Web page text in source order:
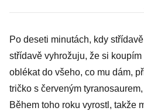
Po deseti minutách, kdy
střídavě vyhrožuju, že si
oblékat do všeho, co mu dám,
tričko s červeným
Během toho roku vyrostl, takže